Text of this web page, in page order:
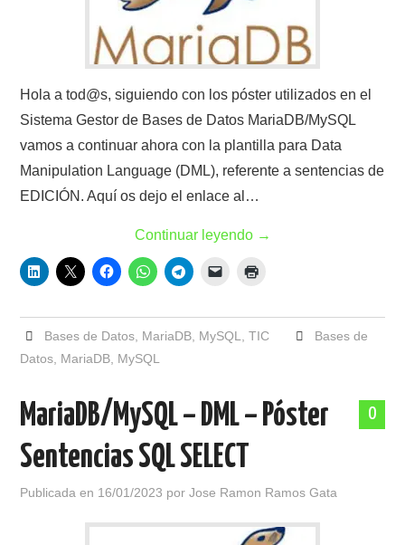
Hola a tod@s, siguiendo con los póster utilizados en el
Sistema Gestor de Bases de Datos MariaDB/MySQL
vamos a continuar ahora con la plantilla para Data
Manipulation Language (DML), referente a sentencias de
EDICIÓN. Aquí os dejo el enlace al…
Continuar leyendo →
Bases de Datos, MariaDB, MySQL TIC
Bases de
Datos MariaDB MySQL
0
MariaDB/MySQL – DML – Póster
Sentencias SQL SELECT
Publicada en 16/01/2023 porJose Ramon Ramos Gata